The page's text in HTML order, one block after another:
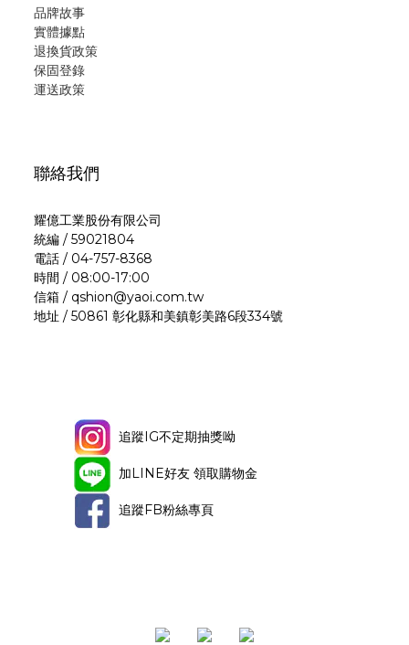
品牌故事
實體據點
退換貨政策
保固登錄
運送政策
聯絡我們
耀億工業股份有限公司
統編 / 59021804
電話 / 04-757-8368
時間 / 08:00-17:00
信箱 / qshion@yaoi.com.tw
地址 / 50861 彰化縣和美鎮彰美路6段334號
追蹤IG不定期抽獎呦
加LINE好友 領取購物金
追蹤FB粉絲專頁